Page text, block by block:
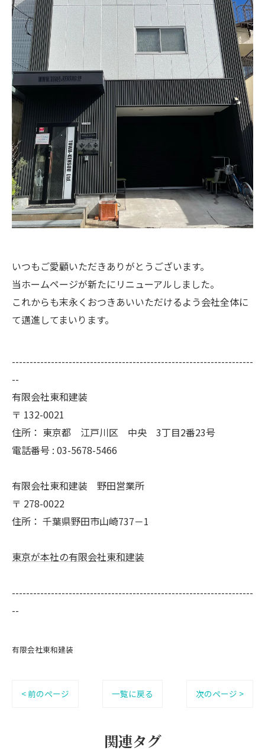
いつもご愛顧いただきありがとうございます。
当ホームページが新たにリニューアルしました。
これからも末永くおつきあいいただけるよう会社全体に
て邁進してまいります。
--------------------------------------------------------------------
--
有限会社東和建装
〒 132-0021
住所： 東京都 江戸川区 中央 3丁目2番23号
電話番号 : 03-5678-5466
有限会社東和建装 野田営業所
〒 278-0022
住所： 千葉県野田市山崎737－1
東京が本社の有限会社東和建装
--------------------------------------------------------------------
--
有限会社東和建装
< 前のページ 一覧に戻る 次のページ >
関連タグ